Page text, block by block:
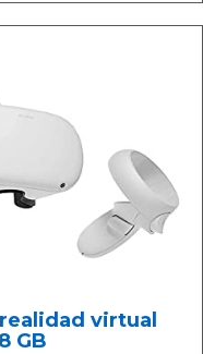
virtual
GB